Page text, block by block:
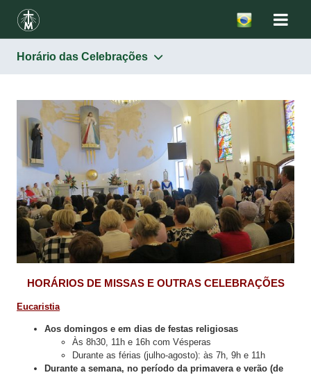
Horário das Celebrações
Igreja de São Casimiro
Casa da família de Santa Faustina em Głogowiec
Convento da Congregação das Irmãs de Nossa Senhora
Mãe da Misericórdia
Como chegar
Contato
HORÁRIOS DE MISSAS E OUTRAS CELEBRAÇÕES
Eucaristia
Aos domingos e em dias de festas religiosas
Às 8h30, 11h e 16h com Vésperas
Durante as férias (julho-agosto): às 7h, 9h e 11h
Durante a semana, no período da primavera e verão (de